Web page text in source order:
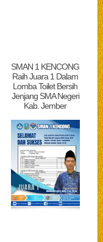
SMAN 1 KENCONG
Raih Juara 1 Dalam
Lomba Toilet Bersih
Jenjang SMA Negeri
Kab. Jember